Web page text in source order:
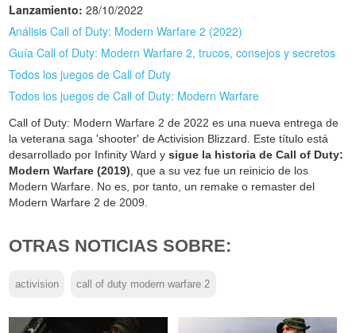
Lanzamiento: 28/10/2022
Análisis Call of Duty: Modern Warfare 2 (2022)
Guía Call of Duty: Modern Warfare 2, trucos, consejos y secretos
Todos los juegos de Call of Duty
Todos los juegos de Call of Duty: Modern Warfare
Call of Duty: Modern Warfare 2 de 2022 es una nueva entrega de
la veterana saga 'shooter' de Activision Blizzard. Este título está
desarrollado por Infinity Ward ysigue la historia de Call of Duty:
Modern Warfare (2019) , que a su vez fue un reinicio de los
Modern Warfare. No es, por tanto, un remake o remaster del
Modern Warfare 2 de 2009.
OTRAS NOTICIAS SOBRE:
activision call of duty modern warfare 2